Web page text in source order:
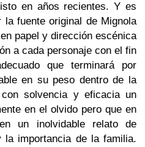
en años recientes. Y es
la fuente original de Mignola
papel y dirección escénica
a cada personaje con el fin
que terminará por
en su peso dentro de la
solvencia y eficacia un
en el olvido pero que en
un inolvidable relato de
la importancia de la familia.